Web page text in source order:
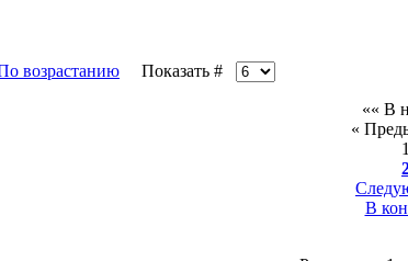
Показать #
«« В
«
1
В